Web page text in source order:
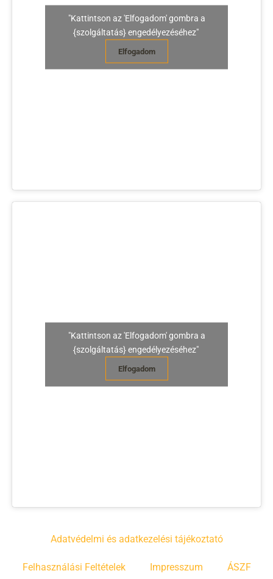
"Kattintson az 'Elfogadom' gombra a
{szolgáltatás} engedélyezéséhez"
Elfogadom
"Kattintson az 'Elfogadom' gombra a
{szolgáltatás} engedélyezéséhez"
Elfogadom
Adatvédelmi és adatkezelési tájékoztató
Felhasználási Feltételek Impresszum ÁSZF